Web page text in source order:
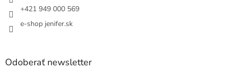
+421 949 000 569
e-shop jenifer.sk
Odoberať newsletter